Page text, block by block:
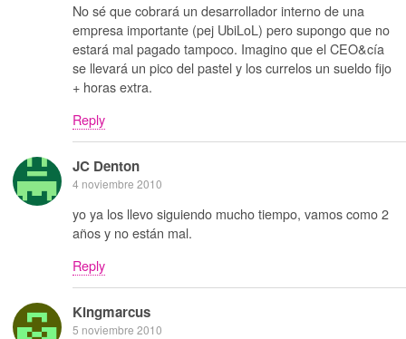
No sé que cobrará un desarrollador interno de una
empresa importante (pej UbiLoL) pero supongo que no
estará mal pagado tampoco. Imagino que el CEO&cía
se llevará un pico del pastel y los currelos un sueldo fijo
+ horas extra.
Reply
JC Denton
4 noviembre 2010
yo ya los llevo siguiendo mucho tiempo, vamos como 2
años y no están mal.
Reply
Kingmarcus
5 noviembre 2010